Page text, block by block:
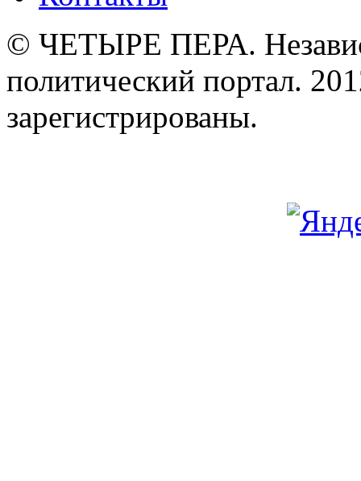
© ЧЕТЫРЕ ПЕРА.
политический портал.
зарегистрированы.